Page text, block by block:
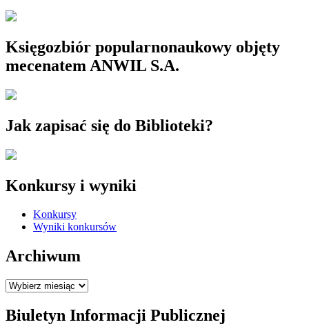
Księgozbiór popularnonaukowy objęty
mecenatem ANWIL S.A.
Jak zapisać się do Biblioteki?
Konkursy i wyniki
Konkursy
Wyniki konkursów
Archiwum
Archiwum
Biuletyn Informacji Publicznej